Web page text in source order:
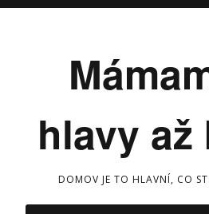
hlavy až
DOMOV JE TO HLAVNÍ, CO